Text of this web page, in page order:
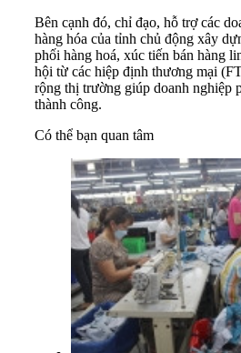
Bên cạnh đó, chỉ đạo, hỗ trợ các
hàng hóa của tỉnh chủ động xây
phối hàng hoá, xúc tiến bán hàng
hội từ các hiệp định thương mại
rộng thị trường giúp doanh nghiệp
thành công.
Có thể bạn quan tâm